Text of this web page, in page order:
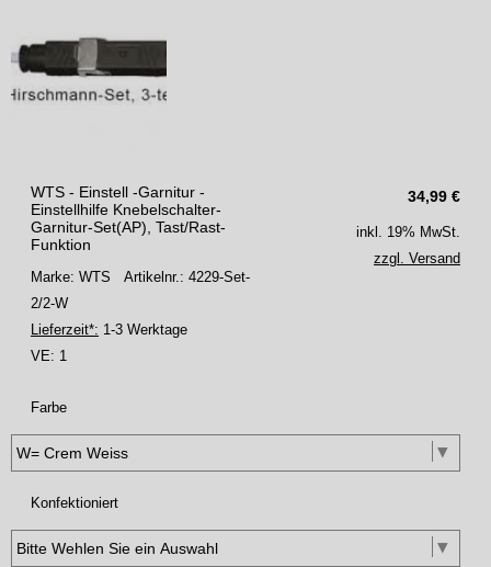
34,99 €
WTS - Einstell -Garnitur -
Einstellhilfe Knebelschalter-
Garnitur-Set(AP), Tast/Rast-
Funktion
Marke: WTS Artikelnr.: 4229-Set-
2/2-W
Lieferzeit*: 1-3 Werktage
VE: 1
inkl. 19% MwSt.
zzgl. Versand
Farbe
Konfektioniert